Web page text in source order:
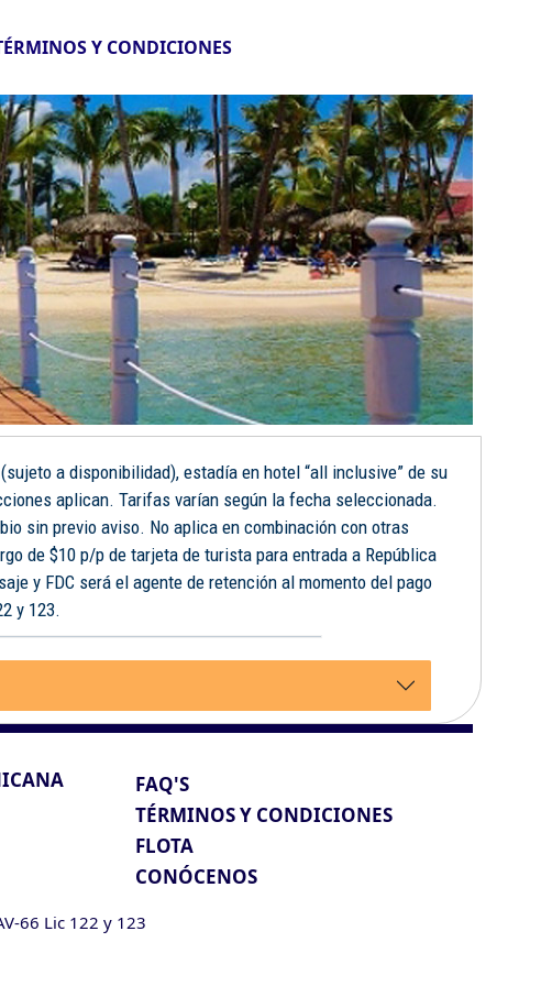
Y CONDICIONES
a disponibilidad), estadía en hotel “all inclusive” de su
aplican. Tarifas varían según la fecha seleccionada.
sin previo aviso. No aplica en combinación con otras
de $10 p/p de tarjeta de turista para entrada a República
y FDC será el agente de retención al momento del pago
y 123.
FAQ'S
TÉRMINOS Y CONDICIONES
FLOTA
CONÓCENOS
66 Lic 122 y 123